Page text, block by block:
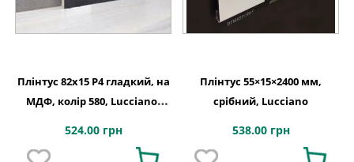
Плінтус 82х15 P4 гладкий, на
МДФ, колір 580, Lucciano,
524.00 грн
Плінтус 55×15×2400 мм,
срібний, Lucciano
538.00 грн